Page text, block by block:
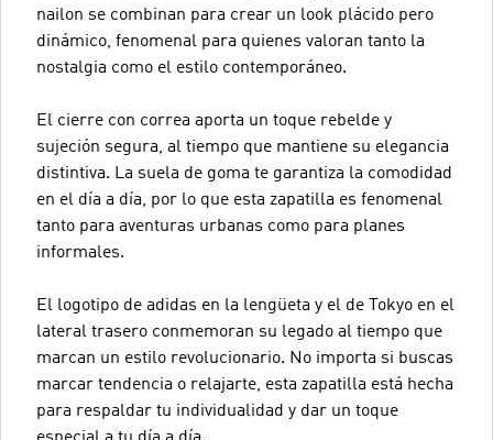
nailon se combinan para crear un look plácido pero
dinámico, fenomenal para quienes valoran tanto la
nostalgia como el estilo contemporáneo.
El cierre con correa aporta un toque rebelde y
sujeción segura, al tiempo que mantiene su elegancia
distintiva. La suela de goma te garantiza la comodidad
en el día a día, por lo que esta zapatilla es fenomenal
tanto para aventuras urbanas como para planes
informales.
El logotipo de adidas en la lengüeta y el de Tokyo en el
lateral trasero conmemoran su legado al tiempo que
marcan un estilo revolucionario. No importa si buscas
marcar tendencia o relajarte, esta zapatilla está hecha
para respaldar tu individualidad y dar un toque